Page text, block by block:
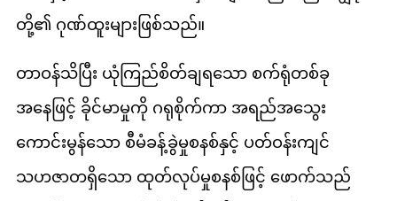
တို့၏ ဂုဏ်ထူးများဖြစ်သည်။
တာဝန်သိပြီး ယုံကြည်စိတ်ချရသော စက်ရုံတစ်ခု
အနေဖြင့် ခိုင်မာမှုကို ဂရုစိုက်ကာ အရည်အသွေး
ကောင်းမွန်သော စီမံခန့်ခွဲမှုစနစ်နှင့် ပတ်ဝန်းကျင်
သဟဇာတရှိသော ထုတ်လုပ်မှုစနစ်ဖြင့် ဖောက်သည်